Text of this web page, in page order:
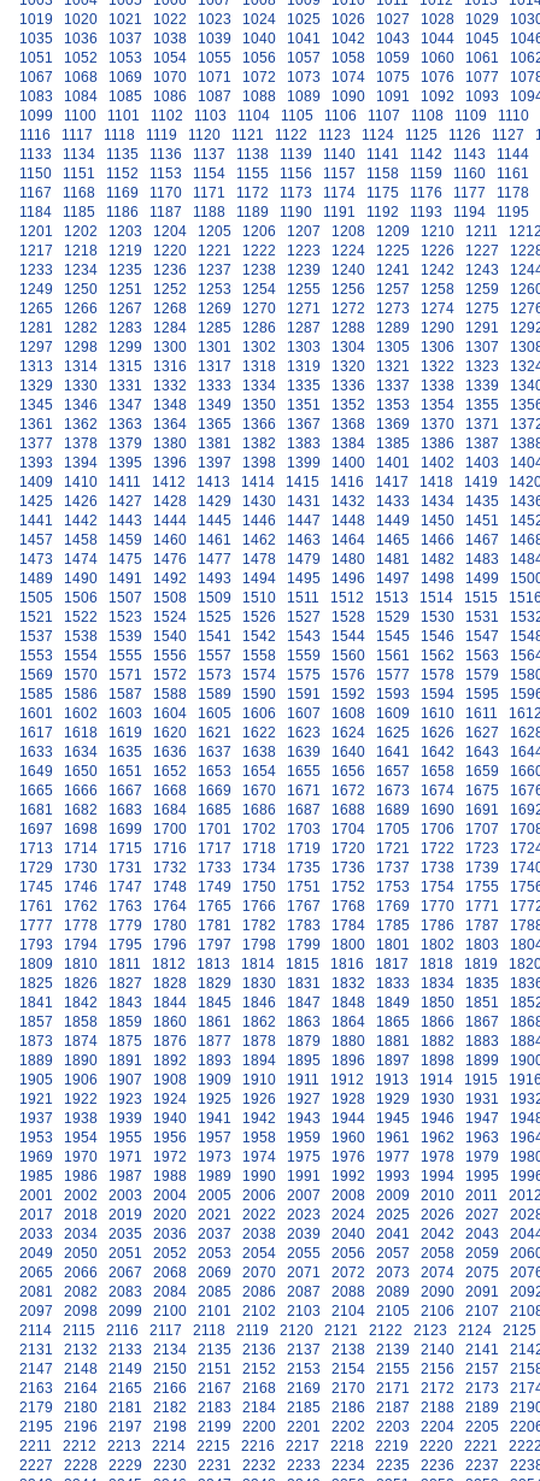
1019
1020 1021 1022 1023 1024 1025 1026 1027 1028 1029
1035
1036 1037 1038 1039 1040 1041 1042 1043 1044 1045
1051
1052 1053 1054 1055 1056 1057 1058 1059 1060 1061
1067
1068 1069 1070 1071 1072 1073 1074 1075 1076 1077
1083
1084 1085 1086 1087 1088 1089 1090 1091 1092 1093
1099
1100 1101 1102 1103 1104 1105 1106 1107 1108 1109
1110
1116
1117 1118 1119 1120 1121 1122 1123 1124 1125 1126 1127
1133
1134 1135 1136 1137 1138 1139 1140 1141 1142 1143
1144
1150
1151 1152 1153 1154 1155 1156 1157 1158 1159 1160
1161
1167
1168 1169 1170 1171 1172 1173 1174 1175 1176 1177
1178
1184
1185 1186 1187 1188 1189 1190 1191 1192 1193 1194
1195
1201
1202 1203 1204 1205 1206 1207 1208 1209 1210 1211
1217
1218 1219 1220 1221 1222 1223 1224 1225 1226 1227
1233
1234 1235 1236 1237 1238 1239 1240 1241 1242 1243
1249
1250 1251 1252 1253 1254 1255 1256 1257 1258 1259
1265
1266 1267 1268 1269 1270 1271 1272 1273 1274 1275
1281
1282 1283 1284 1285 1286 1287 1288 1289 1290 1291
1297
1298 1299 1300 1301 1302 1303 1304 1305 1306 1307
1313
1314 1315 1316 1317 1318 1319 1320 1321 1322 1323
1329
1330 1331 1332 1333 1334 1335 1336 1337 1338 1339
1345
1346 1347 1348 1349 1350 1351 1352 1353 1354 1355
1361
1362 1363 1364 1365 1366 1367 1368 1369 1370 1371
1377
1378 1379 1380 1381 1382 1383 1384 1385 1386 1387
1393
1394 1395 1396 1397 1398 1399 1400 1401 1402 1403
1409
1410 1411 1412 1413 1414 1415 1416 1417 1418 1419
1425
1426 1427 1428 1429 1430 1431 1432 1433 1434 1435
1441
1442 1443 1444 1445 1446 1447 1448 1449 1450 1451
1457
1458 1459 1460 1461 1462 1463 1464 1465 1466 1467
1473
1474 1475 1476 1477 1478 1479 1480 1481 1482 1483
1489
1490 1491 1492 1493 1494 1495 1496 1497 1498 1499
1505
1506 1507 1508 1509 1510 1511 1512 1513 1514 1515
1521
1522 1523 1524 1525 1526 1527 1528 1529 1530 1531
1537
1538 1539 1540 1541 1542 1543 1544 1545 1546 1547
1553
1554 1555 1556 1557 1558 1559 1560 1561 1562 1563
1569
1570 1571 1572 1573 1574 1575 1576 1577 1578 1579
1585
1586 1587 1588 1589 1590 1591 1592 1593 1594 1595
1601
1602 1603 1604 1605 1606 1607 1608 1609 1610 1611
1617
1618 1619 1620 1621 1622 1623 1624 1625 1626 1627
1633
1634 1635 1636 1637 1638 1639 1640 1641 1642 1643
1649
1650 1651 1652 1653 1654 1655 1656 1657 1658 1659
1665
1666 1667 1668 1669 1670 1671 1672 1673 1674 1675
1681
1682 1683 1684 1685 1686 1687 1688 1689 1690 1691
1697
1698 1699 1700 1701 1702 1703 1704 1705 1706 1707
1713
1714 1715 1716 1717 1718 1719 1720 1721 1722 1723
1729
1730 1731 1732 1733 1734 1735 1736 1737 1738 1739
1745
1746 1747 1748 1749 1750 1751 1752 1753 1754 1755
1761
1762 1763 1764 1765 1766 1767 1768 1769 1770 1771
1777
1778 1779 1780 1781 1782 1783 1784 1785 1786 1787
1793
1794 1795 1796 1797 1798 1799 1800 1801 1802 1803
1809
1810 1811 1812 1813 1814 1815 1816 1817 1818 1819
1825
1826 1827 1828 1829 1830 1831 1832 1833 1834 1835
1841
1842 1843 1844 1845 1846 1847 1848 1849 1850 1851
1857
1858 1859 1860 1861 1862 1863 1864 1865 1866 1867
1873
1874 1875 1876 1877 1878 1879 1880 1881 1882 1883
1889
1890 1891 1892 1893 1894 1895 1896 1897 1898 1899
1905
1906 1907 1908 1909 1910 1911 1912 1913 1914 1915
1921
1922 1923 1924 1925 1926 1927 1928 1929 1930 1931
1937
1938 1939 1940 1941 1942 1943 1944 1945 1946 1947
1953
1954 1955 1956 1957 1958 1959 1960 1961 1962 1963
1969
1970 1971 1972 1973 1974 1975 1976 1977 1978 1979
1985
1986 1987 1988 1989 1990 1991 1992 1993 1994 1995
2001
2002 2003 2004 2005 2006 2007 2008 2009 2010 2011
2017
2018 2019 2020 2021 2022 2023 2024 2025 2026 2027
2033
2034 2035 2036 2037 2038 2039 2040 2041 2042 2043
2049
2050 2051 2052 2053 2054 2055 2056 2057 2058 2059
2065
2066 2067 2068 2069 2070 2071 2072 2073 2074 2075
2081
2082 2083 2084 2085 2086 2087 2088 2089 2090 2091
2097
2098 2099 2100 2101 2102 2103 2104 2105 2106 2107
2114
2115 2116 2117 2118 2119 2120 2121 2122 2123 2124
2125
2131
2132 2133 2134 2135 2136 2137 2138 2139 2140 2141
2147
2148 2149 2150 2151 2152 2153 2154 2155 2156 2157
2163
2164 2165 2166 2167 2168 2169 2170 2171 2172 2173
2179
2180 2181 2182 2183 2184 2185 2186 2187 2188 2189
2195
2196 2197 2198 2199 2200 2201 2202 2203 2204 2205
2211
2212 2213 2214 2215 2216 2217 2218 2219 2220 2221
2227
2228 2229 2230 2231 2232 2233 2234 2235 2236 2237